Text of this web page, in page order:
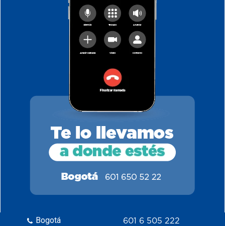
Bogotá
601 6 505 222